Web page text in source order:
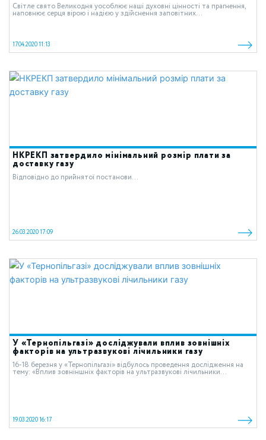
Світле свято Великодня уособлює наші духовні цінності та прагнення,
наповнює серця вірою і надією у здійснення заповітних...
17.04.2020 11:13
НКРЕКП затвердило мінімальний розмір плати за
доставку газу
Відповідно до прийнятої постанови...
26.03.2020 17:09
У «Тернопільгазі» досліджували вплив зовнішніх
факторів на ультразвукові лічильники газу
16-18 березня у «Тернопільгазі» відбулось проведення дослідження на
тему: «Вплив зовніншніх факторів на ультразвукові лічильники...
19.03.2020 16:17